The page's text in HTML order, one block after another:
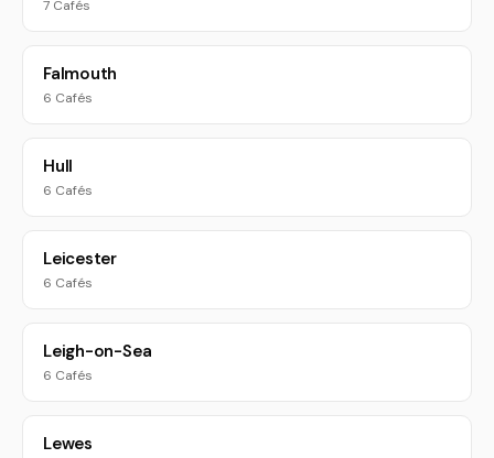
7 Cafés
Falmouth
6 Cafés
Hull
6 Cafés
Leicester
6 Cafés
Leigh-on-Sea
6 Cafés
Lewes